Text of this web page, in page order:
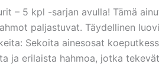
– 5 kpl -sarjan avulla! Tämä
paljastuvat. Täydellinen
Sekoita ainesosat
ja erilaista hahmoa, jotka